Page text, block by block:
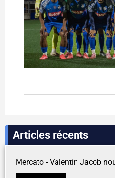
Articles récents
Mercato - Valentin Jacob